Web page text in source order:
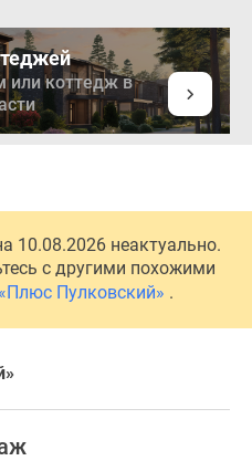
или коттедж в
10.08.2026 неактуально.
с другими похожими
Пулковский» .